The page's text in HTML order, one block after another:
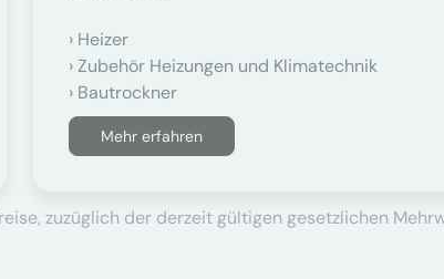
Heizer
Zubehör Heizungen und Klimatechnik
Bautrockner
Mehr erfahren
zuzüglich der derzeit gültigen gesetzlichen